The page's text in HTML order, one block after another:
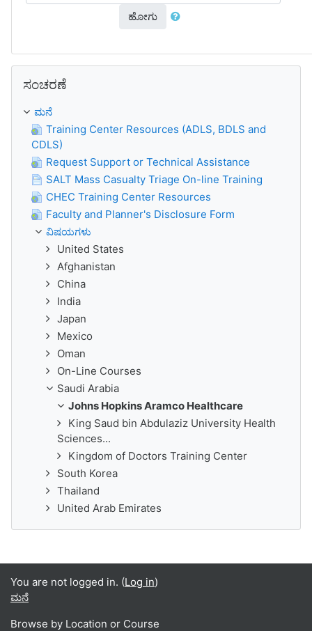
ಹೋಗು
ಸಂಚರಣೆ
ಮನೆ
Training Center Resources (ADLS, BDLS and
CDLS)
Request Support or Technical Assistance
SALT Mass Casualty Triage On-line Training
CHEC Training Center Resources
Faculty and Planner's Disclosure Form
ವಿಷಯಗಳು
United States
Afghanistan
China
India
Japan
Mexico
Oman
On-Line Courses
Saudi Arabia
Johns Hopkins Aramco Healthcare
King Saud bin Abdulaziz University Health
Sciences...
Kingdom of Doctors Training Center
South Korea
Thailand
United Arab Emirates
You are not logged in. (Log in)
ಮನೆ
Browse by Location or Course